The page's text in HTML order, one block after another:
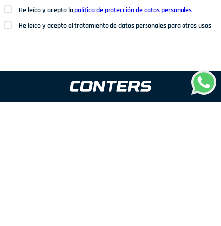
He leído y acepto lapolítica de protección de datos personales
He leído y acepto el tratamiento de datos personales para otros usos